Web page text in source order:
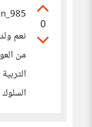
0
نعم
من